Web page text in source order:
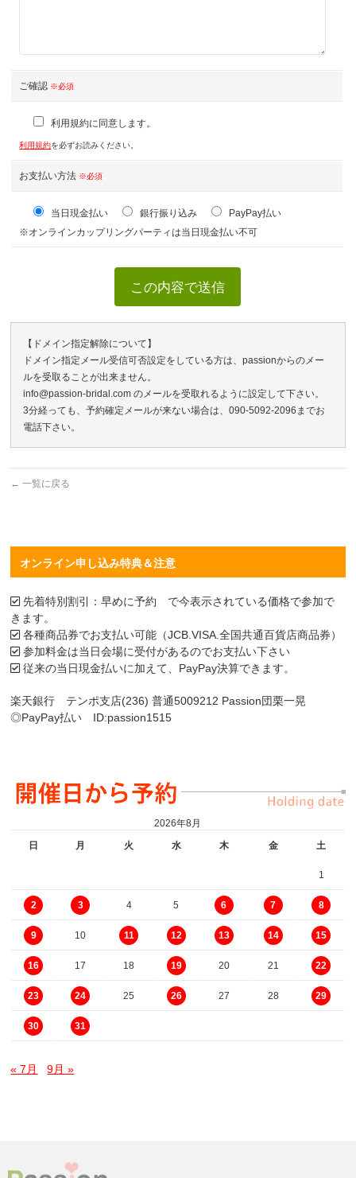
ご確認 ※必須
利用規約に同意します。
利用規約を必ずお読みください。
お支払い方法 ※必須
当日現金払い 銀行振り込み
PayPay払い
※オンラインカップリングパーティは当日現金払い不可
【ドメイン指定解除について】
ドメイン指定メール受信可否設定をしている方は、passionからのメー
ルを受取ることが出来ません。
info@passion-bridal.com のメールを受取れるように設定して下さい。
3分経っても、予約確定メールが来ない場合は、090-5092-2096までお
電話下さい。
← 一覧に戻る
オンライン申し込み特典＆注意
先着特別割引：早めに予約 で今表示されている価格で参加で
きます。
各種商品券でお支払い可能（JCB.VISA.全国共通百貨店商品券）
参加料金は当日会場に受付があるのでお支払い下さい
従来の当日現金払いに加えて、PayPay決算できます。
楽天銀行 テンポ支店(236) 普通5009212 Passion団栗一晃
◎PayPay払い ID:passion1515
2026年8月
日
月 火 水 木 金 土
1
2 3 4 5 6 7 8
9 10 11 12 13 14 15
16 17 18 19 20 21 22
23 24 25 26 27 28 29
30 31
« 7月 9月 »